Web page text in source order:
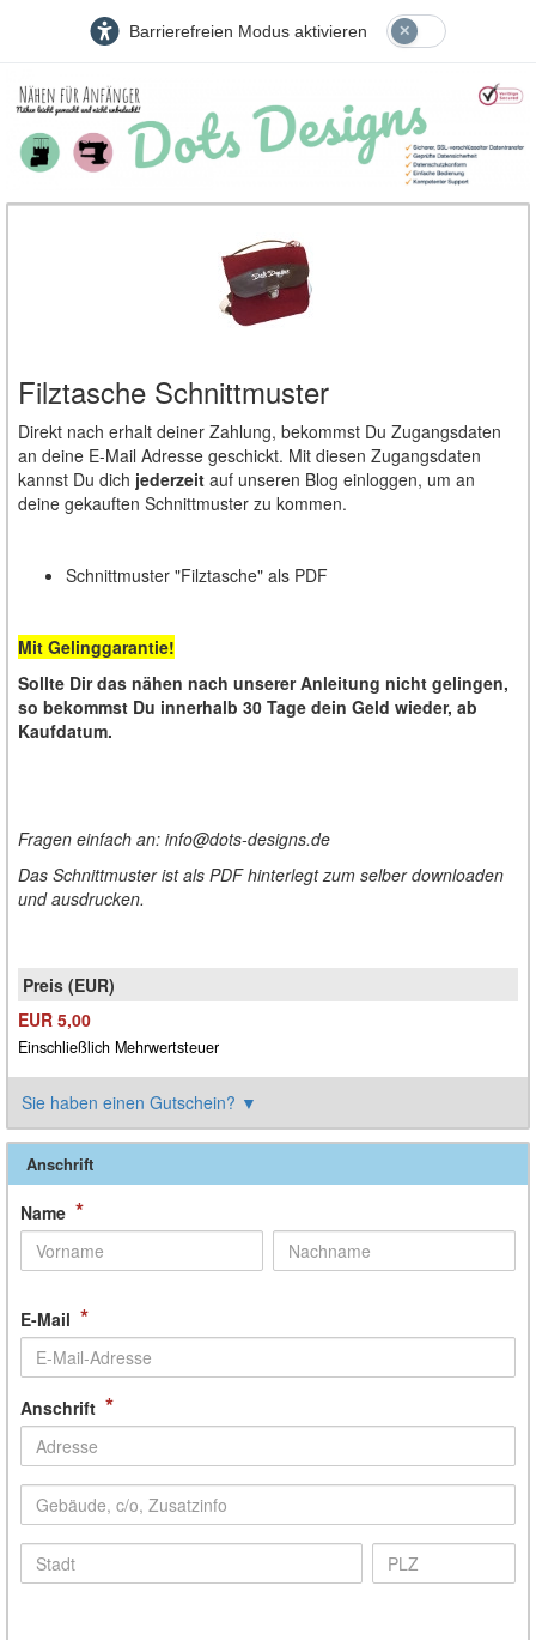
Barrierefreien Modus aktivieren
Filztasche Schnittmuster
Direkt nach erhalt deiner Zahlung, bekommst Du Zugangsdaten
an deine E-Mail Adresse geschickt. Mit diesen Zugangsdaten
kannst Du dich jederzeit auf unseren Blog einloggen, um an
deine gekauften Schnittmuster zu kommen.
Schnittmuster "Filztasche" als PDF
Mit Gelinggarantie!
Sollte Dir das nähen nach unserer Anleitung nicht gelingen,
so bekommst Du innerhalb 30 Tage dein Geld wieder, ab
Kaufdatum.
Fragen einfach an: info@dots-designs.de
Das Schnittmuster ist als PDF hinterlegt zum selber downloaden
und ausdrucken.
EUR 5,00
Einschließlich Mehrwertsteuer
Sie haben einen Gutschein? ▼
Anschrift
Name *
E-Mail *
Anschrift *